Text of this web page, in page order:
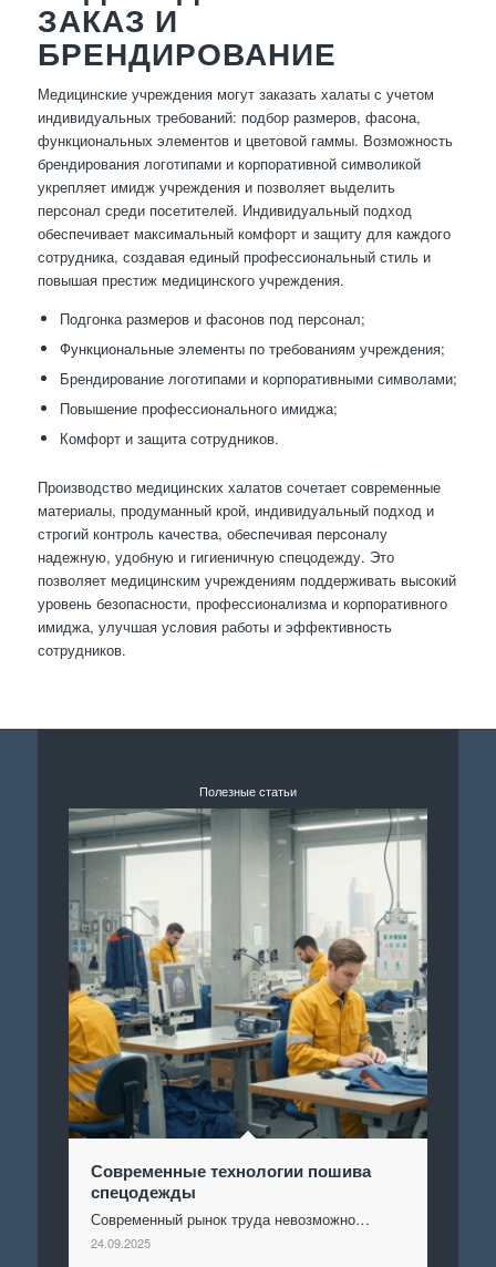
ЗАКАЗ И
БРЕНДИРОВАНИЕ
Медицинские учреждения могут заказать халаты с учетом
индивидуальных требований: подбор размеров, фасона,
функциональных элементов и цветовой гаммы. Возможность
брендирования логотипами и корпоративной символикой
укрепляет имидж учреждения и позволяет выделить
персонал среди посетителей. Индивидуальный подход
обеспечивает максимальный комфорт и защиту для каждого
сотрудника, создавая единый профессиональный стиль и
повышая престиж медицинского учреждения.
Подгонка размеров и фасонов под персонал;
Функциональные элементы по требованиям учреждения;
Брендирование логотипами и корпоративными символами;
Повышение профессионального имиджа;
Комфорт и защита сотрудников.
Производство медицинских халатов сочетает современные
материалы, продуманный крой, индивидуальный подход и
строгий контроль качества, обеспечивая персоналу
надежную, удобную и гигиеничную спецодежду. Это
позволяет медицинским учреждениям поддерживать высокий
уровень безопасности, профессионализма и корпоративного
имиджа, улучшая условия работы и эффективность
сотрудников.
Полезные статьи
Современные технологии пошива
спецодежды
Современный рынок труда невозможно…
24.09.2025